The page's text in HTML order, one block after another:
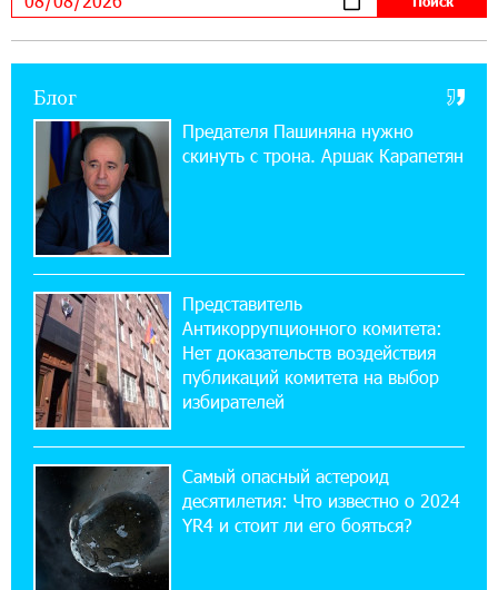
значит сам Геноцид?
10% годовых и оформление в мобильном
приложении
17:03:49 30-07-2026
Платформа Rate.Trading на Seaside Startup
Summit: IDBank представил инновационное
решение
14:44:13 29-07-2026
Состоялось открытие Khachaturian Rooftop
при поддержке IDBank
Пашинян ты упустил свой шанс уйти
спокойно. Аршак Карапетян
12:04:53 28-07-2026
Обновленный Центр продаж и обслуживания
Блог
Предателя Пашиняна нужно
скинуть с трона. Аршак Карапетян
Представитель
Антикоррупционного комитета:
Нет доказательств воздействия
публикаций комитета на выбор
избирателей
Самый опасный астероид
десятилетия: Что известно о 2024
YR4 и стоит ли его бояться?